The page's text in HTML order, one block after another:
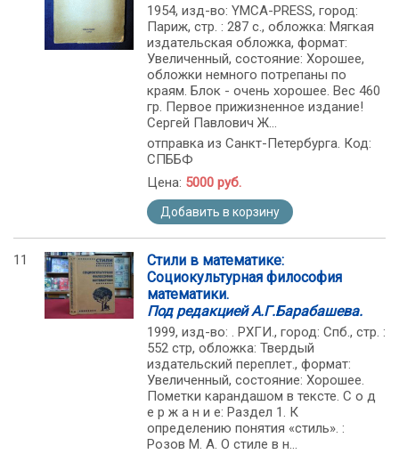
1954, изд-во: YMCA-PRESS, город:
Париж, стр. : 287 с., обложка: Мягкая
издательская обложка, формат:
Увеличенный, состояние: Хорошее,
обложки немного потрепаны по
краям. Блок - очень хорошее. Вес 460
гр. Первое прижизненное издание!
Сергей Павлович Ж...
отправка из Санкт-Петербурга. Код:
СПББФ
Цена: 5000 руб.
Добавить в корзину
11
Стили в математике:
Социокультурная философия
математики.
Под редакцией А.Г.Барабашева.
1999, изд-во: . РХГИ., город: Спб., стр. :
552 стр, обложка: Твердый
издательский переплет., формат:
Увеличенный, состояние: Хорошее.
Пометки карандашом в тексте. С о д
е р ж а н и е: Раздел 1. К
определению понятия «стиль». :
Розов М. А. О стиле в н...